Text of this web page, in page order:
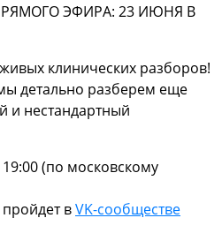
ЭФИРА: 23 ИЮНЯ В
клинических разборов!
детально разберем еще
и нестандартный
(по московскому
вVK-сообществе